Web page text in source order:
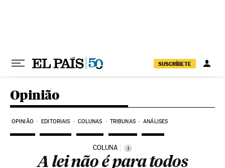
SUSCRÍBETE
Opinião
OPINIÃO EDITORIAIS COLUNAS TRIBUNAS ANÁLISES
COLUNA i
A lei não é para todos